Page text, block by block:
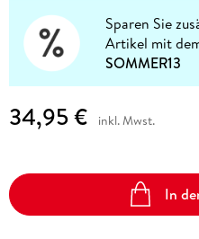
Sparen Sie
Artikel mit
SOMMER13
34,95 € inkl. Mwst.
In